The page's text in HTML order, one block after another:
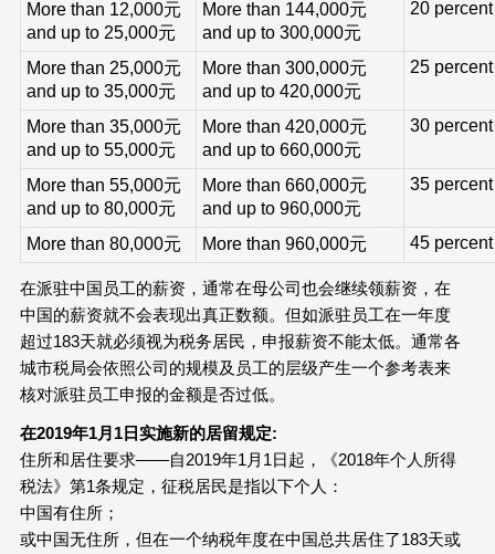
More than 12,000元
and up to 25,000元
More than 144,000元
and up to 300,000元
20 percent
More than 25,000元
and up to 35,000元
More than 300,000元
and up to 420,000元
25 percent
More than 35,000元
and up to 55,000元
More than 420,000元
and up to 660,000元
30 percent
More than 55,000元
and up to 80,000元
More than 660,000元
and up to 960,000元
35 percent
More than 80,000元 More than 960,000元 45 percent
在派驻中国员工的薪资，通常在母公司也会继续领薪资，在
中国的薪资就不会表现出真正数额。但如派驻员工在一年度
超过183天就必须视为税务居民，申报薪资不能太低。通常各
城市税局会依照公司的规模及员工的层级产生一个参考表来
核对派驻员工申报的金额是否过低。
在2019年1月1日实施新的居留规定:
住所和居住要求——自2019年1月1日起，《2018年个人所得
税法》第1条规定，征税居民是指以下个人：
中国有住所；
或中国无住所，但在一个纳税年度在中国总共居住了183天或